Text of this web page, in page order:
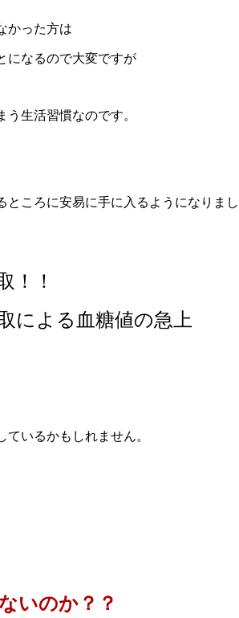
かった方は
になるので大変ですが
生活習慣なのです。
ところに安易に手に入るようになりまし
！！
による血糖値の急上
いるかもしれません。
いのか？？